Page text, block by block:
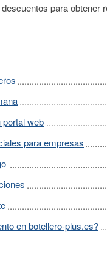
para obtener
web
para empresas
en botellero-plus.es?